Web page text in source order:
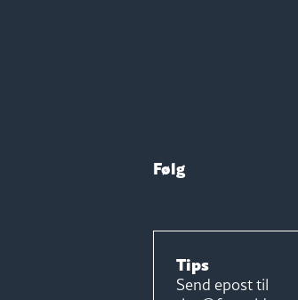
Følg
Tips
Send epost til